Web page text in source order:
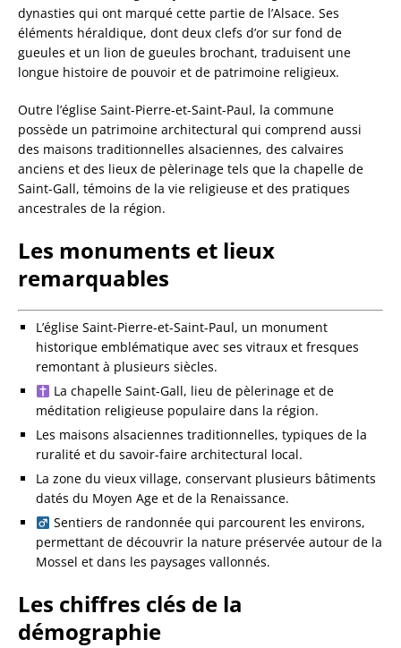
dynasties qui ont marqué cette partie de l’Alsace. Ses
éléments héraldique, dont deux clefs d’or sur fond de
gueules et un lion de gueules brochant, traduisent une
longue histoire de pouvoir et de patrimoine religieux.
Outre l’église Saint-Pierre-et-Saint-Paul, la commune
possède un patrimoine architectural qui comprend aussi
des maisons traditionnelles alsaciennes, des calvaires
anciens et des lieux de pèlerinage tels que la chapelle de
Saint-Gall, témoins de la vie religieuse et des pratiques
ancestrales de la région.
Les monuments et lieux
remarquables
L’église Saint-Pierre-et-Saint-Paul, un monument
historique emblématique avec ses vitraux et fresques
remontant à plusieurs siècles.
La chapelle Saint-Gall, lieu de pèlerinage et de
méditation religieuse populaire dans la région.
Les maisons alsaciennes traditionnelles, typiques de la
ruralité et du savoir-faire architectural local.
La zone du vieux village, conservant plusieurs bâtiments
datés du Moyen Age et de la Renaissance.
Sentiers de randonnée qui parcourent les environs,
permettant de découvrir la nature préservée autour de la
Mossel et dans les paysages vallonnés.
Les chiffres clés de la
démographie